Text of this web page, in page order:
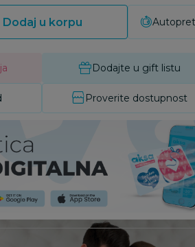
Dodaj u korpu
Dodajte u gift listu
Proverite dostupnost